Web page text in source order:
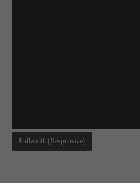
Fullwidth (Responsive)